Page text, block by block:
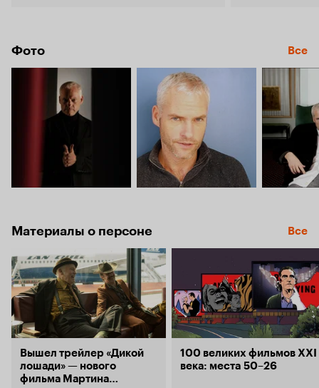
Фото Все
Материалы о персоне Все
Вышел трейлер «Дикой
лошади» — нового
фильма Мартина
100 великих фильмов XXI
века: места 50–26